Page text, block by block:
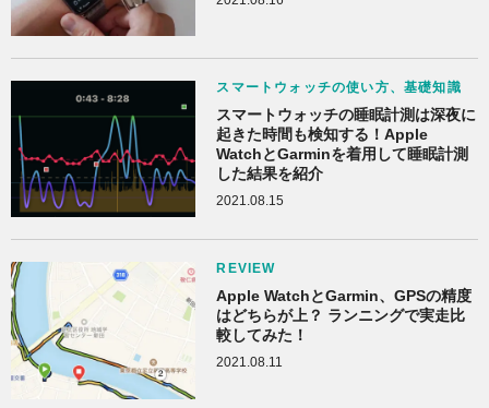
スマートウォッチの使い方、基礎知識
スマートウォッチの睡眠計測は深夜に
起きた時間も検知する！Apple
WatchとGarminを着用して睡眠計測
した結果を紹介
2021.08.15
REVIEW
Apple WatchとGarmin、GPSの精度
はどちらが上？ ランニングで実走比
較してみた！
2021.08.11